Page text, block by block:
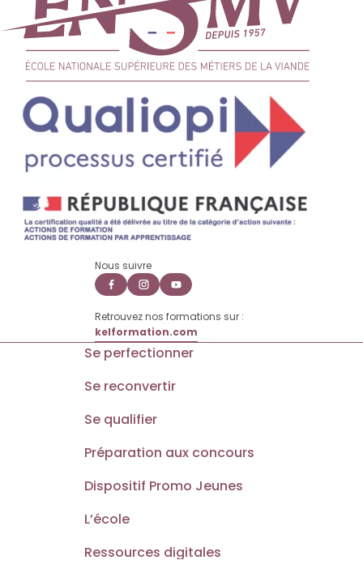
Nous suivre
Retrouvez nos formations sur :
kelformation.com
Se perfectionner
Se reconvertir
Se qualifier
Préparation aux concours
Dispositif Promo Jeunes
L’école
Ressources digitales